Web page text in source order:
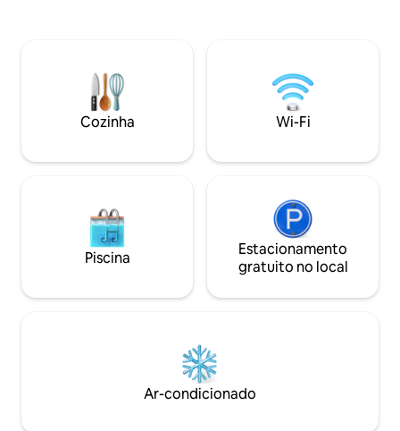
como de todos
atividades. Uma
disposição todos
Cozinha Wi-Fi
Piscina
Estacionamento
gratuito no local
Ar-condicionado